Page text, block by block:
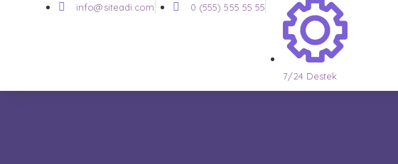
info@siteadi.com 0 (555) 555 55 55
7/24 Destek